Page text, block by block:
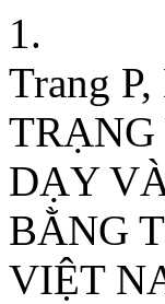
1.
Trang
DẠY
BẰNG
VIỆT